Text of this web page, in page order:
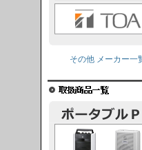
その他 メーカー一